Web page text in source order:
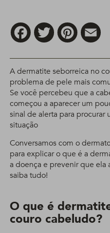
FacebookTwitter Pinterest
A dermatite seborreica no
problema de pele mais
Se você percebeu que a
começou a aparecer um
sinal de alerta para procurar
situação
Conversamos com o
para explicar o que é a
a doença e prevenir que ela
saiba tudo!
O que é
couro cabeludo?